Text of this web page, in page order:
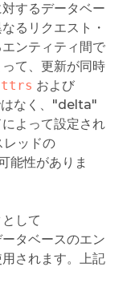
するデータベー
るリクエスト・
ンティティ間で
て、更新が同時
および
はなく、"delta"
よって設定され
レッドの
能性がありま
して
タベースのエン
されます。上記